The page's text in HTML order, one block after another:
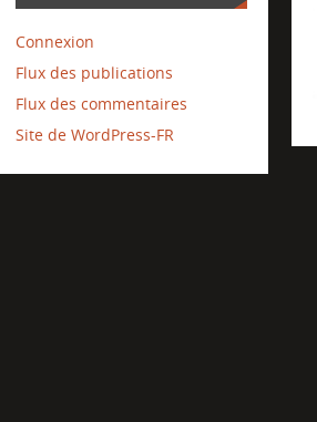
Connexion
Flux des publications
Flux des commentaires
Site de WordPress-FR